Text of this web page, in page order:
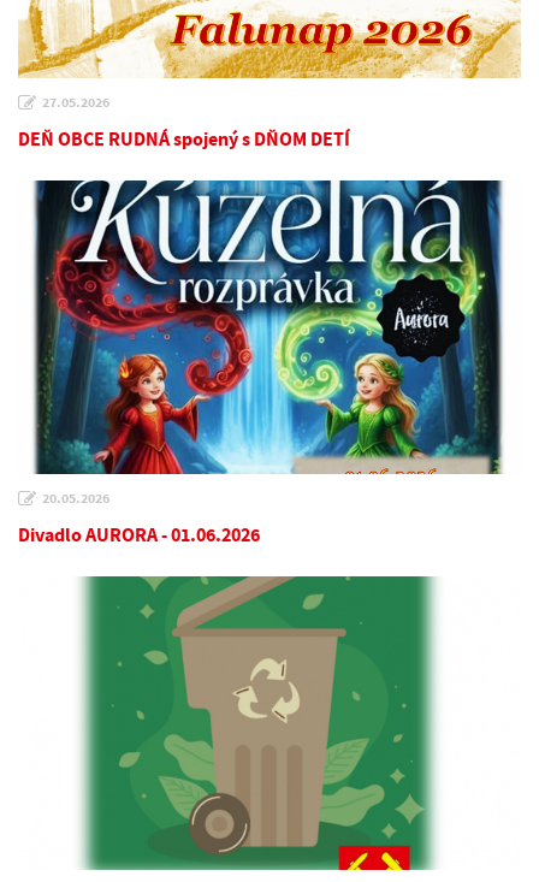
27.05.2026
DEŇ OBCE RUDNÁ spojený s DŇOM DETÍ
20.05.2026
Divadlo AURORA - 01.06.2026